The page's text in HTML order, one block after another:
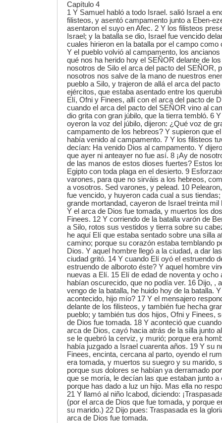
Capítulo 4
1 Y Samuel habló a todo Israel. salió Israel a
filisteos, y asentó campamento junto a Eben-
asentaron el suyo en Afec. 2 Y los filisteos
Israel; y la batalla se dio, Israel fue vencido
cuales hirieron en la batalla por el campo como
Y el pueblo volvió al campamento, los
qué nos ha herido hoy el SEÑOR delante de
nosotros de Silo el arca del pacto del SEÑOR,
nosotros nos salve de la mano de nuestros
pueblo a Silo, y trajeron de allá el arca del
ejércitos, que estaba asentado entre los
Elí, Ofni y Finees, allí con el arca del pacto de
cuando el arca del pacto del SEÑOR vino al
dio grita con gran júbilo, que la tierra tembló. 6
oyeron la voz del júbilo, dijeron: ¿Qué voz de
campamento de los hebreos? Y supieron que
había venido al campamento. 7 Y los filisteos
decían: Ha venido Dios al campamento. Y
que ayer ni anteayer no fue así. 8 ¡Ay de
de las manos de estos dioses fuertes? Estos
Egipto con toda plaga en el desierto. 9
varones, para que no sirváis a los hebreos,
a vosotros. Sed varones, y pelead. 10
fue vencido, y huyeron cada cual a sus
grande mortandad, cayeron de Israel treinta mil
Y el arca de Dios fue tomada, y muertos los
Finees. 12 Y corriendo de la batalla varón de
a Silo, rotos sus vestidos y tierra sobre su
he aquí Elí que estaba sentado sobre una silla
camino; porque su corazón estaba temblando
Dios. Y aquel hombre llegó a la ciudad, a dar
ciudad gritó. 14 Y cuando Elí oyó el estruendo
estruendo de alboroto éste? Y aquel hombre
nuevas a Elí. 15 Elí de edad de noventa y
habían oscurecido, que no podía ver. 16 Dijo, ,
vengo de la batalla, he huido hoy de la batalla.
acontecido, hijo mío? 17 Y el mensajero
delante de los filisteos, y también fue hecha
pueblo; y también tus dos hijos, Ofni y Finees,
de Dios fue tomada. 18 Y aconteció que
arca de Dios, cayó hacia atrás de la silla junto
se le quebró la cerviz, y murió; porque era
había juzgado a Israel cuarenta años. 19 Y su
Finees, encinta, cercana al parto, oyendo el
era tomada, y muertos su suegro y su marido,
porque sus dolores se habían ya derramado
que se moría, le decían las que estaban junto a
porque has dado a luz un hijo. Mas ella no
21 Y llamó al niño Icabod, diciendo:
(por el arca de Dios que fue tomada, y porque
su marido.) 22 Dijo pues: Traspasada es la
arca de Dios fue tomada.